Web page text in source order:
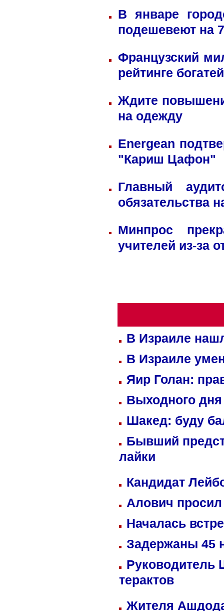
В январе
подешевеют на
Французский
рейтинге
Ждите
на одежду
Energean
"Кариш Цафон"
Главный
обязательства
Минпрос
учителей из-за
В Израиле
В Израиле
Яир Голан:
Выходного
Шакед: буду
Бывший
лайки
Кандидат
Алович просил
Началась
Задержаны 45
Руководитель
терактов
Жителя